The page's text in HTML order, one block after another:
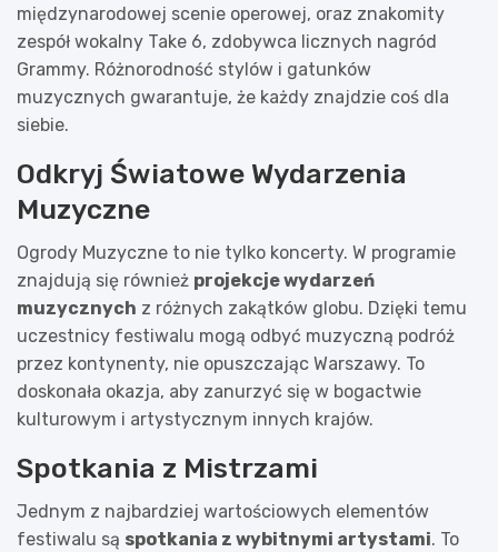
międzynarodowej scenie operowej, oraz znakomity
zespół wokalny Take 6, zdobywca licznych nagród
Grammy. Różnorodność stylów i gatunków
muzycznych gwarantuje, że każdy znajdzie coś dla
siebie.
Odkryj Światowe Wydarzenia
Muzyczne
Ogrody Muzyczne to nie tylko koncerty. W programie
znajdują się również projekcje wydarzeń
muzycznych z różnych zakątków globu. Dzięki temu
uczestnicy festiwalu mogą odbyć muzyczną podróż
przez kontynenty, nie opuszczając Warszawy. To
doskonała okazja, aby zanurzyć się w bogactwie
kulturowym i artystycznym innych krajów.
Spotkania z Mistrzami
Jednym z najbardziej wartościowych elementów
festiwalu są spotkania z wybitnymi artystami. To